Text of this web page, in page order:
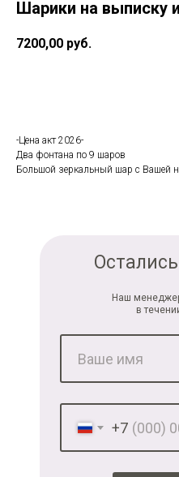
Шарики на выписку
7200,00 руб.
-Цена акт 2026-
Два фонтана по 9 шаров
Большой зеркальный шар с Вашей
+7
Наш
в